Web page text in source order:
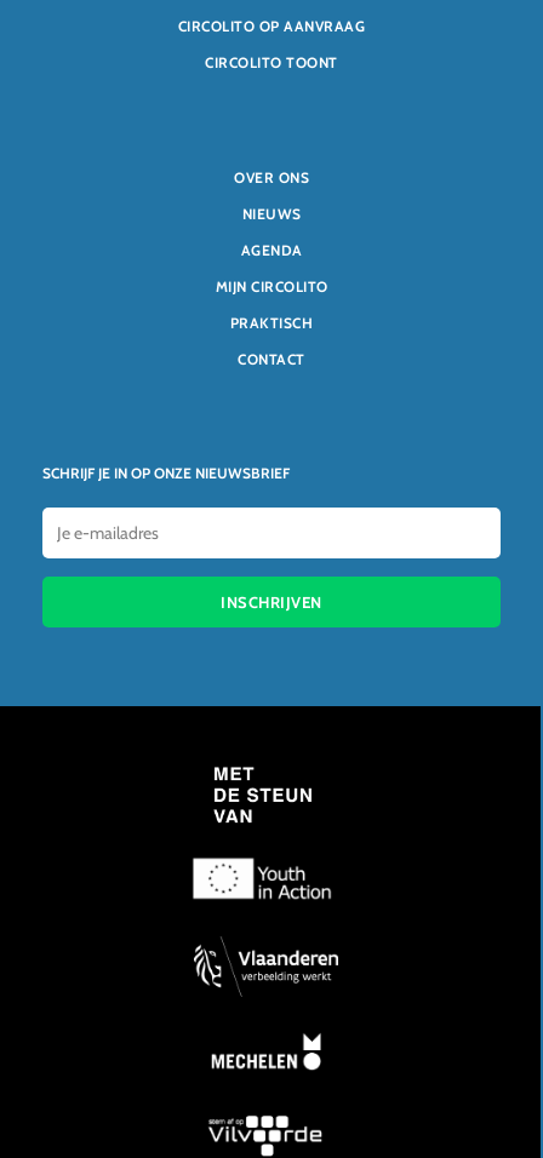
CIRCOLITO OP AANVRAAG
CIRCOLITO TOONT
SCHRIJF JE IN OP ONZE NIEUWSBRIEF
INSCHRIJVEN
OVER ONS
NIEUWS
AGENDA
MIJN CIRCOLITO
PRAKTISCH
CONTACT